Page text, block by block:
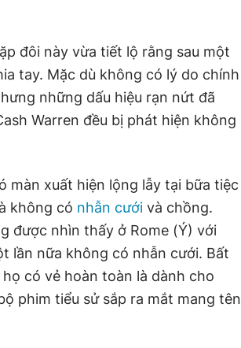
đôi này vừa tiết lộ rằng sau một
tay. Mặc dù không có lý do chính
những dấu hiệu rạn nứt đã
Warren đều bị phát hiện không
màn xuất hiện lộng lẫy tại bữa tiệc
không có nhẫn cưới và chồng.
được nhìn thấy ở Rome (Ý) với
lần nữa không có nhẫn cưới. Bất
có vẻ hoàn toàn là dành cho
phim tiểu sử sắp ra mắt mang tên